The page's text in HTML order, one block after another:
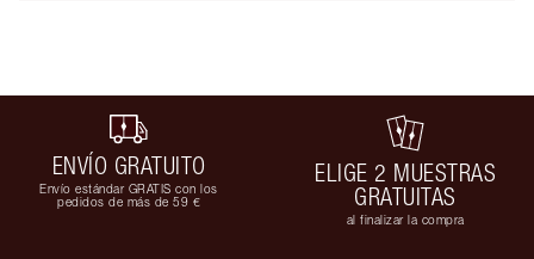
ENVÍO GRATUITO
Envío estándar GRATIS con los
pedidos de más de 59 €
ELIGE 2 MUESTRAS
GRATUITAS
al finalizar la compra